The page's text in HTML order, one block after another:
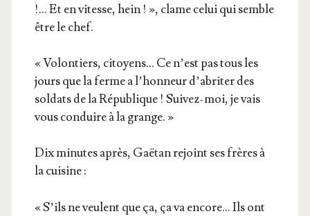
!… Et en vitesse, hein ! », clame celui qui semble
être le chef.
« Volon­tiers, citoyens… Ce n’est pas tous les
jours que la ferme a l’hon­neur d’a­bri­ter des
sol­dats de la Répu­blique ! Sui­vez-moi, je vais
vous conduire à la grange. »
Dix minutes après, Gaë­tan rejoint ses frères à
la cuisine :
« S’ils ne veulent que ça, ça va encore… Ils ont